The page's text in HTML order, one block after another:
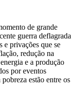
de grande
guerra deflagrada
e privações que se
redução na
e a produção
por eventos
estão entre os